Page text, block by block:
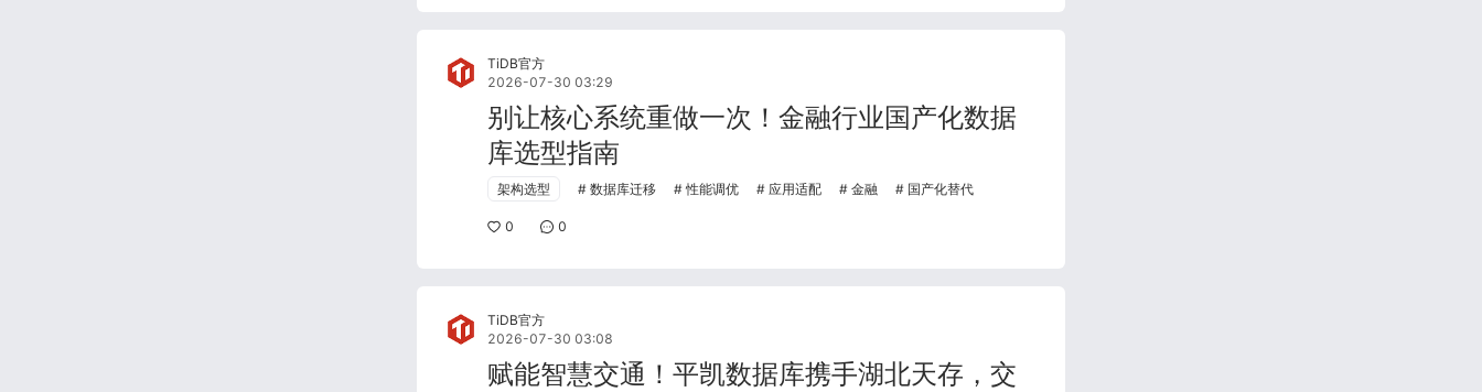
TiDB官方
2026-07-30 03:29
别让核心系统重做一次！金融行业国产化数据
库选型指南
架构选型 数据库迁移 性能调优 应用适配 金融 国产化替代
0 0
TiDB官方
2026-07-30 03:08
赋能智慧交通！平凯数据库携手湖北天存，交